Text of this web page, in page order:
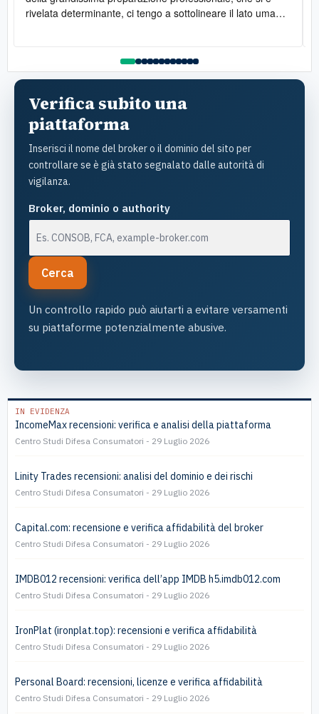
rivelata determinante, ci tengo a sottolineare il lato umano:
Verifica subito una
piattaforma
Inserisci il nome del broker o il dominio del sito per
controllare se è già stato segnalato dalle autorità di
vigilanza.
Broker, dominio o authority
Cerca
Un controllo rapido può aiutarti a evitare versamenti
su piattaforme potenzialmente abusive.
IN EVIDENZA
IncomeMax recensioni: verifica e analisi della piattaforma
Centro Studi Difesa Consumatori 29 Luglio 2026
Linity Trades recensioni: analisi del dominio e dei rischi
Centro Studi Difesa Consumatori 29 Luglio 2026
Capital.com: recensione e verifica affidabilità del broker
Centro Studi Difesa Consumatori 29 Luglio 2026
IMDB012 recensioni: verifica dell’app IMDB h5.imdb012.com
Centro Studi Difesa Consumatori 29 Luglio 2026
IronPlat (ironplat.top): recensioni e verifica affidabilità
Centro Studi Difesa Consumatori 29 Luglio 2026
Personal Board: recensioni, licenze e verifica affidabilità
Centro Studi Difesa Consumatori 29 Luglio 2026